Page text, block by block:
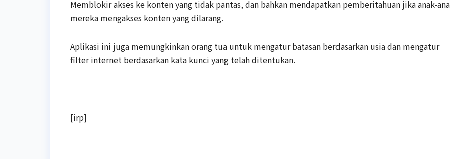
Memblokir akses ke konten yang tidak pantas, dan bahkan mendapatkan pemberitahuan jika anak-
mereka mengakses konten yang dilarang.
Aplikasi ini juga memungkinkan orang tua untuk mengatur batasan berdasarkan usia dan mengatur
filter internet berdasarkan kata kunci yang telah ditentukan.
[irp]